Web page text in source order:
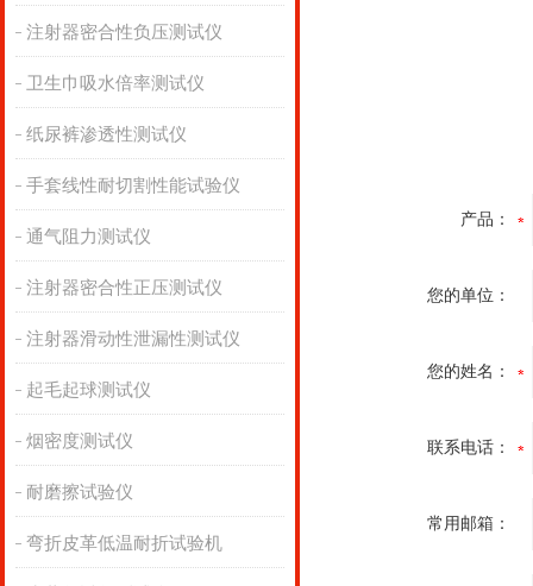
注射器密合性负压测试仪
卫生巾吸水倍率测试仪
纸尿裤渗透性测试仪
手套线性耐切割性能试验仪
通气阻力测试仪
注射器密合性正压测试仪
注射器滑动性泄漏性测试仪
起毛起球测试仪
烟密度测试仪
耐磨擦试验仪
弯折皮革低温耐折试验机
产品：
您的单位：
您的姓名：
联系电话：
常用邮箱：